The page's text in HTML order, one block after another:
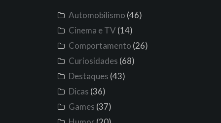
Automobilismo (46)
Cinema e TV(14)
Comportamento (26)
Curiosidades (68)
Destaques (43)
Dicas (36)
Games (37)